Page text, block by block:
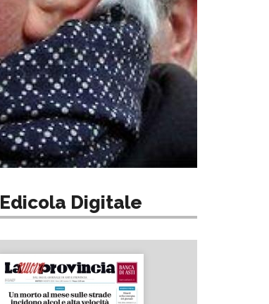
Edicola Digitale